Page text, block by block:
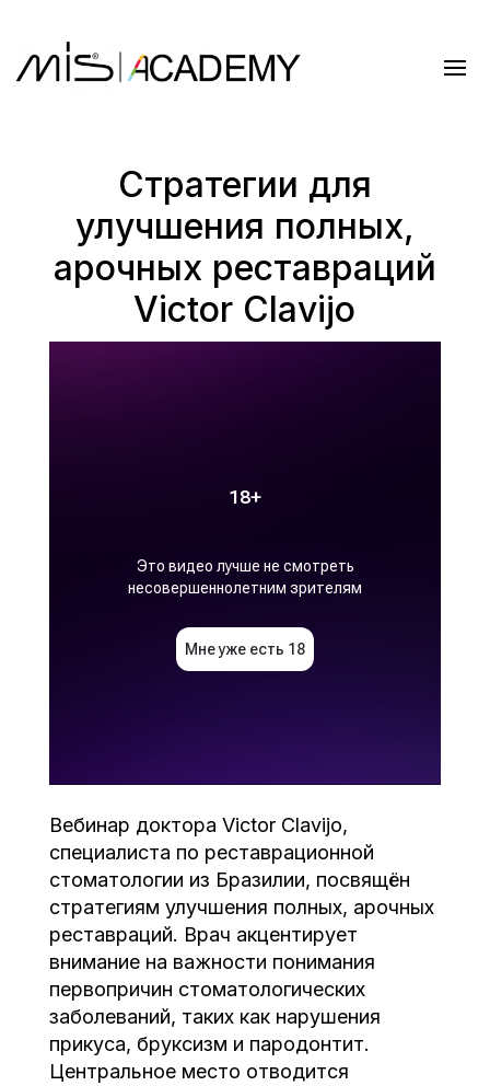
Стратегии для
улучшения полных,
арочных реставраций
Victor Clavijo
Вебинар доктора Victor Clavijo,
специалиста по реставрационной
стоматологии из Бразилии, посвящён
стратегиям улучшения полных, арочных
реставраций. Врач акцентирует
внимание на важности понимания
первопричин стоматологических
заболеваний, таких как нарушения
прикуса, бруксизм и пародонтит.
Центральное место отводится